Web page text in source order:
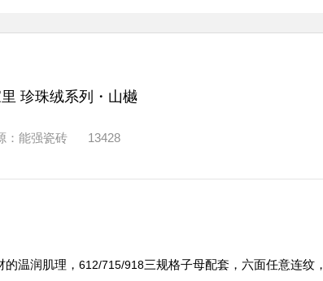
珍珠绒系列・山樾
：能强瓷砖 13428
的温润肌理， 612/715/918三规格子母配套，六面任意连纹，